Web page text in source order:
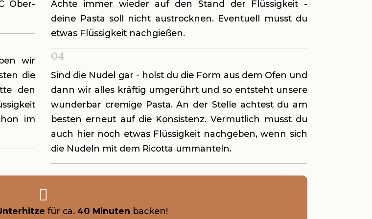
Ober-
wir
die
den
im
Achte immer wieder auf den Stand der Flüssigkeit -
deine Pasta soll nicht austrocknen. Eventuell musst du
etwas Flüssigkeit nachgießen.
04
Sind die Nudel gar - holst du die Form aus dem Ofen und
dann wir alles kräftig umgerührt und so entsteht unsere
wunderbar cremige Pasta. An der Stelle achtest du am
besten erneut auf die Konsistenz. Vermutlich musst du
auch hier noch etwas Flüssigkeit nachgeben, wenn sich
die Nudeln mit dem Ricotta ummanteln.

für ca. 40 Minuten backen!